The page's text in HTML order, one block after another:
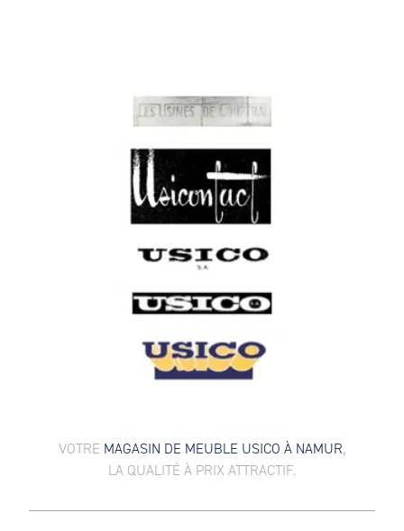
VOTRE MAGASIN DE MEUBLE USICO À NAMUR,
LA QUALITÉ À PRIX ATTRACTIF.